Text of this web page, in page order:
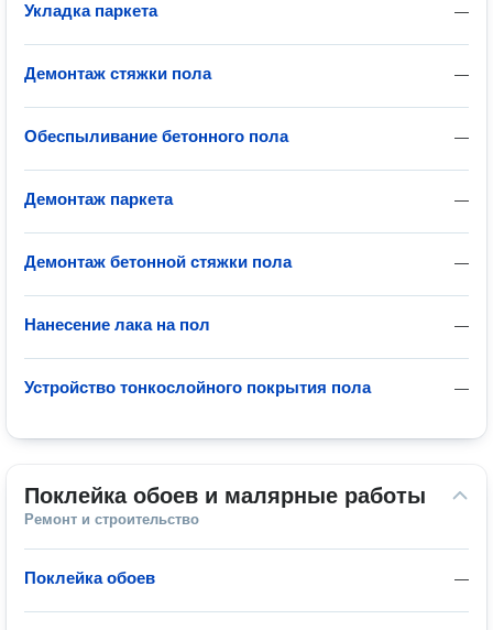
—
Укладка паркета
—
Демонтаж стяжки пола
—
Обеспыливание бетонного пола
—
Демонтаж паркета
—
Демонтаж бетонной стяжки пола
—
Нанесение лака на пол
—
Устройство тонкослойного покрытия пола
Поклейка обоев и малярные работы
Ремонт и строительство
—
Поклейка обоев